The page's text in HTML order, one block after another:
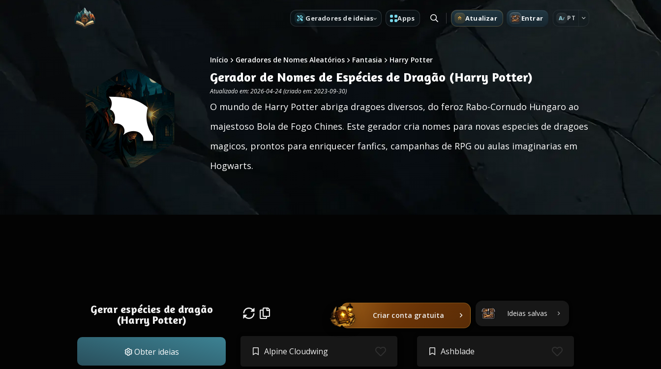
Geradores de ideias Apps Atualizar Entrar A PT
Início Geradores de Nomes Aleatórios Fantasia Harry Potter
Gerador de Nomes de Espécies de Dragão (Harry Potter)
Atualizado em: 2026-04-24 (criado em: 2023-09-30)
O mundo de Harry Potter abriga dragoes diversos, do feroz Rabo-Cornudo Hungaro ao
majestoso Bola de Fogo Chines. Este gerador cria nomes para novas especies de dragoes
magicos, prontos para enriquecer fanfics, campanhas de RPG ou aulas imaginarias em
Hogwarts.
Gerar espécies de dragão
(Harry Potter)
Obter ideias
Criar conta gratuita Ideias salvas
Alpine Cloudwing Ashblade